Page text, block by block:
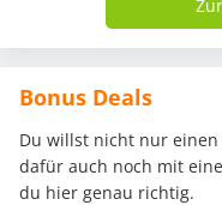
Bonus Deals
Du willst nicht nur
dafür auch noch mit
du hier genau richtig.